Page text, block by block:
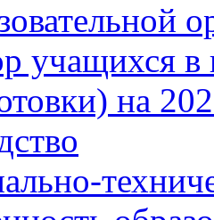
учащихся
на